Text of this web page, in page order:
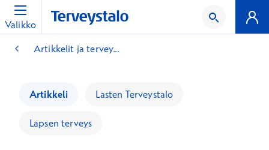
Valikko
Artikkelit ja tervey...
Artikkeli Lasten Terveystalo
Lapsen terveys